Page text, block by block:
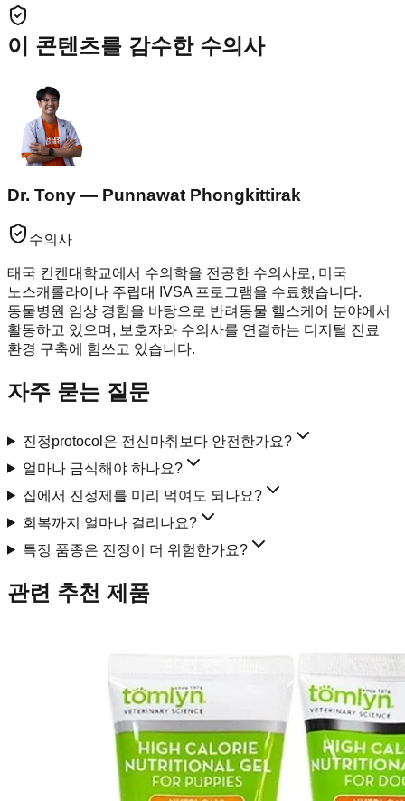
이 콘텐츠를 감수한 수의사
Dr. Tony — Punnawat Phongkittirak
수의사
태국 컨켄대학교에서 수의학을 전공한 수의사로, 미국
노스캐롤라이나 주립대 IVSA 프로그램을 수료했습니다.
동물병원 임상 경험을 바탕으로 반려동물 헬스케어 분야에서
활동하고 있으며, 보호자와 수의사를 연결하는 디지털 진료
환경 구축에 힘쓰고 있습니다.
자주 묻는 질문
진정protocol은 전신마취보다 안전한가요?
얼마나 금식해야 하나요?
집에서 진정제를 미리 먹여도 되나요?
회복까지 얼마나 걸리나요?
특정 품종은 진정이 더 위험한가요?
관련 추천 제품